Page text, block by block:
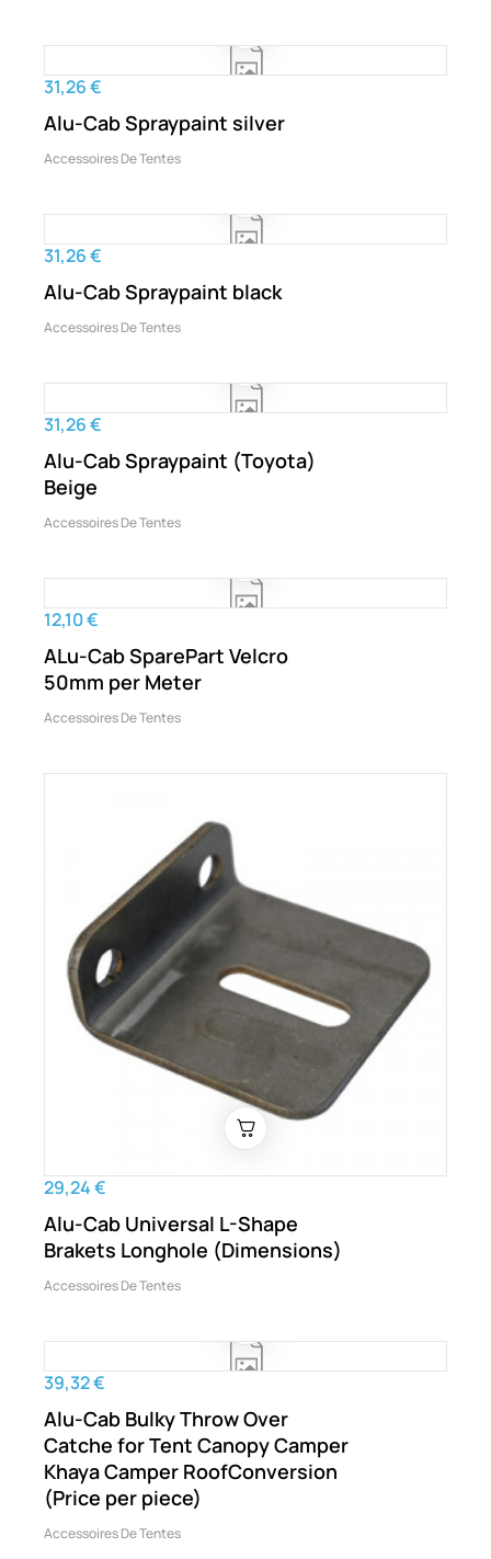
31,26 €
Alu-Cab Spraypaint silver
Accessoires De Tentes
31,26 €
Alu-Cab Spraypaint black
Accessoires De Tentes
31,26 €
Alu-Cab Spraypaint (Toyota)
Beige
Accessoires De Tentes
12,10 €
ALu-Cab SparePart Velcro
50mm per Meter
Accessoires De Tentes
29,24 €
Alu-Cab Universal L-Shape
Brakets Longhole (Dimensions)
Accessoires De Tentes
39,32 €
Alu-Cab Bulky Throw Over
Catche for Tent Canopy Camper
Khaya Camper RoofConversion
(Price per piece)
Accessoires De Tentes